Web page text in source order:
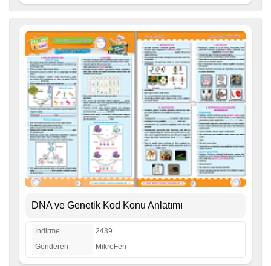
DNA ve Genetik Kod Konu Anlatımı
İndirme
2439
Gönderen
MikroFen